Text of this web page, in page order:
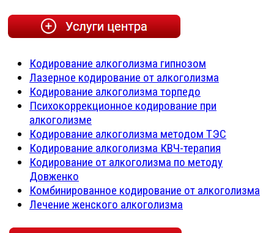
Кодирование алкоголизма гипнозом
Лазерное кодирование от алкоголизма
Кодирование алкоголизма торпедо
Психокоррекционное кодирование при
алкоголизме
Кодирование алкоголизма методом ТЭС
Кодирование алкоголизма КВЧ-терапия
Кодирование от алкоголизма по методу
Довженко
Комбинированное кодирование от алкоголизма
Лечение женского алкоголизма